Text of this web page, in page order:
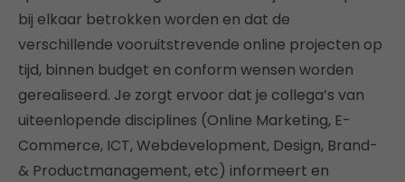
bij elkaar betrokken worden en dat de
verschillende vooruitstrevende online projecten op
tijd, binnen budget en conform wensen worden
gerealiseerd. Je zorgt ervoor dat je collega’s van
uiteenlopende disciplines (Online Marketing, E-
Commerce, ICT, Webdevelopment, Design, Brand-
& Productmanagement, etc) informeert en